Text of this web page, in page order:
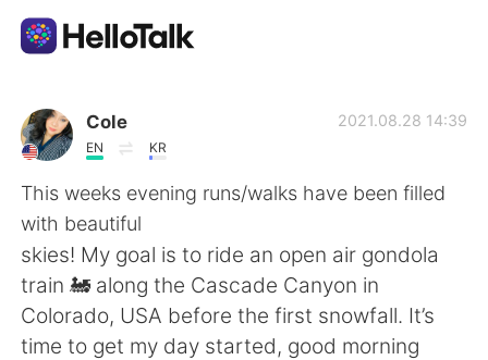
Language Exchange App
AI Grammar Checker
English
简体中文 繁體中文
Cole
EN KR
2021.08.28 14:39
This weeks evening runs/walks have been filled
with beautiful
skies! My goal is to ride an open air gondola
train 🚂 along the Cascade Canyon in
Colorado, USA before the first snowfall. It’s
time to get my day started, good morning